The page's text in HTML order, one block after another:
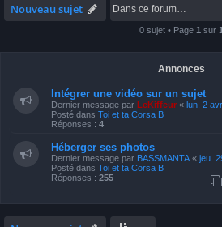
Nouveau sujet
0 sujet • Page 1 sur 1
Annonces
Intégrer une vidéo sur un sujet
Dernier message par LeKiffeur « lun. 2
Posté dans Toi et ta Corsa B
Réponses : 4
Héberger ses photos
Dernier message par BASSMANTA « jeu.
Posté dans Toi et ta Corsa B
Réponses : 255